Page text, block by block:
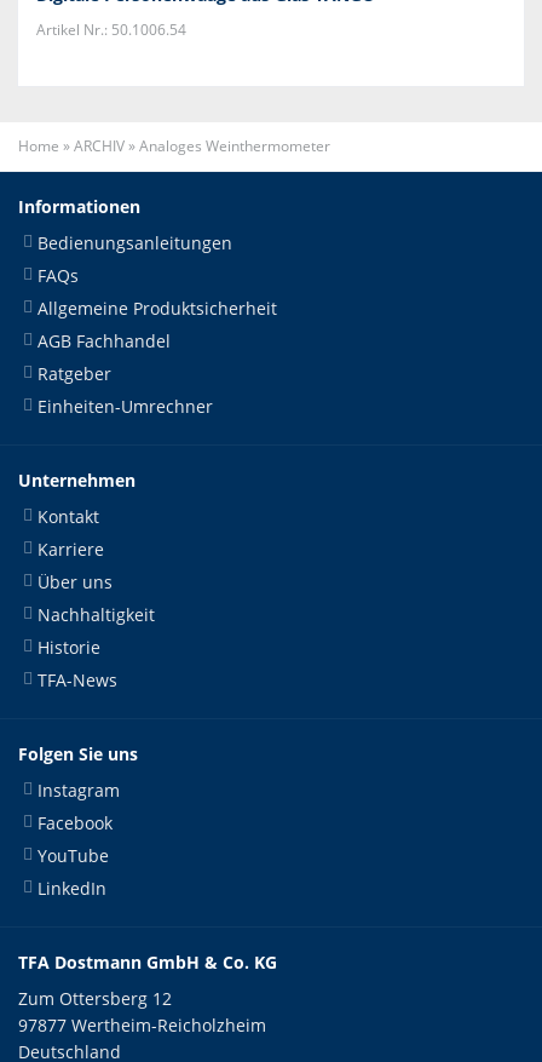
Artikel Nr.: 50.1006.54
Home »ARCHIV»Analoges Weinthermometer
Informationen
Bedienungsanleitungen
FAQs
Allgemeine Produktsicherheit
AGB Fachhandel
Ratgeber
Einheiten-Umrechner
Unternehmen
Kontakt
Karriere
Über uns
Nachhaltigkeit
Historie
TFA-News
Folgen Sie uns
Instagram
Facebook
YouTube
LinkedIn
TFA Dostmann GmbH & Co. KG
Zum Ottersberg 12
97877 Wertheim-Reicholzheim
Deutschland